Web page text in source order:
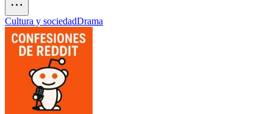
Cultura y sociedadDrama